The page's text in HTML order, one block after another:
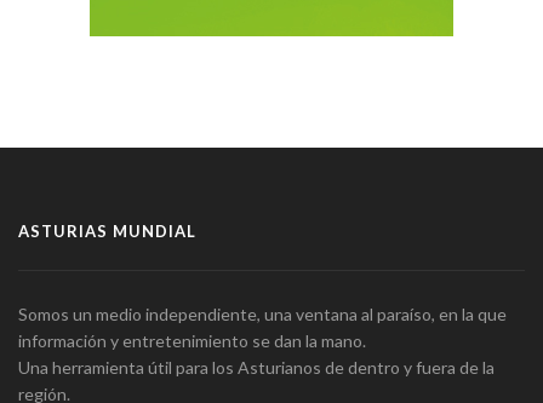
ASTURIAS MUNDIAL
Somos un medio independiente, una ventana al paraíso, en la que
información y entretenimiento se dan la mano.
Una herramienta útil para los Asturianos de dentro y fuera de la
región.